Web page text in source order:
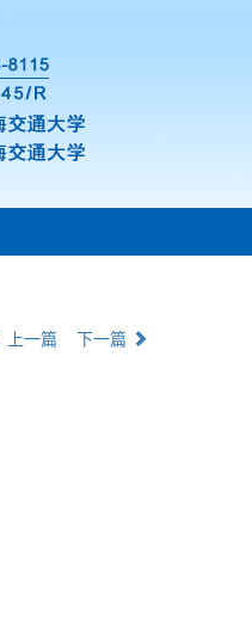
上一篇 下一篇